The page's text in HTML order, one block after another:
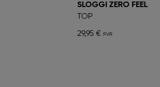
SLOGGI ZERO FEEL
TOP
29,95 €